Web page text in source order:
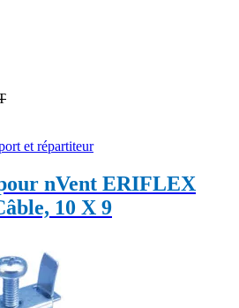
et répartiteur
nVent ERIFLEX
10 X 9